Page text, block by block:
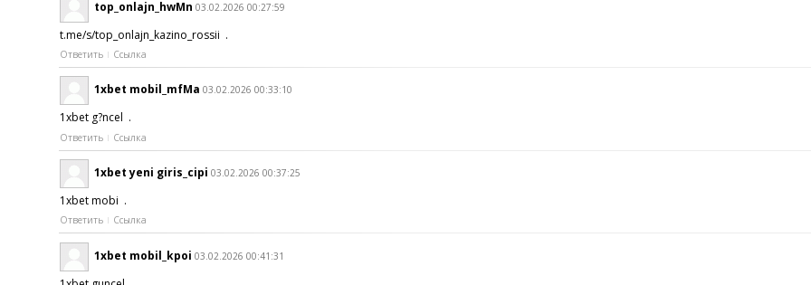
top_onlajn_hwMn 03.02.2026 00:27:59
t.me/s/top_onlajn_kazino_rossii .
Ответить Ссылка
1xbet mobil_mfMa 03.02.2026 00:33:10
1xbet g?ncel .
Ответить Ссылка
1xbet yeni giris_cipi 03.02.2026 00:37:25
1xbet mobi .
Ответить Ссылка
1xbet mobil_kpoi 03.02.2026 00:41:31